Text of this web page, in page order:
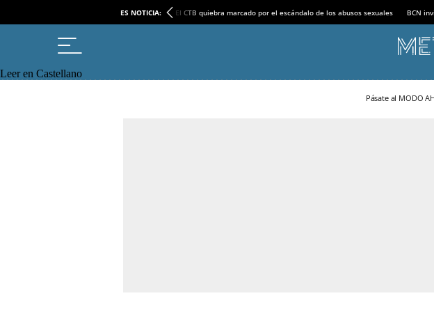
ES NOTICIA: El CTB quiebra marcado por el escándalo de los abusos sexuales BCN
Leer en Castellano
Pásate al MODO